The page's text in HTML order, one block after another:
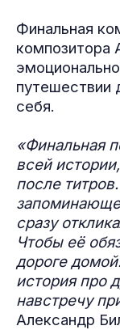
Финальная
композитора
путешествии
себя.
«Финальная
всей
после
сразу
Чтобы её
дороге
история про
навстречу
Александр